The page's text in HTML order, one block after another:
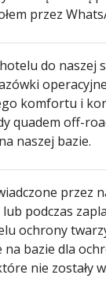
przez
do naszej
komfortu i
quadem off-
naszej bazie.
przez
podczas
ochrony
bazie dla
nie zostały